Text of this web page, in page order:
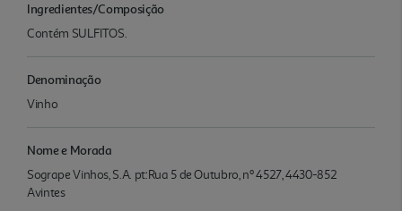
Ingredientes/Composição
Contém SULFITOS.
Denominação
Vinho
Nome e Morada
Sogrape Vinhos, S.A. pt:Rua 5 de Outubro, nº 4527, 4430-852
Avintes